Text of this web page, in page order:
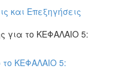
και Επεξηγήσεις
για το ΚΕΦΑΛΑΙΟ 5:
το ΚΕΦΑΛΑΙΟ 5: